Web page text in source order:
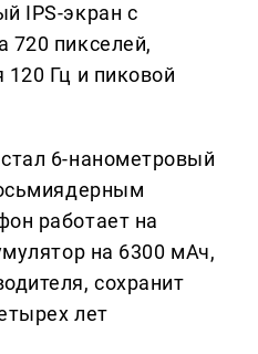
IPS-экран с
720 пикселей,
120 Гц и пиковой
6-нанометровый
работает на
на 6300 мАч,
сохранит
лет